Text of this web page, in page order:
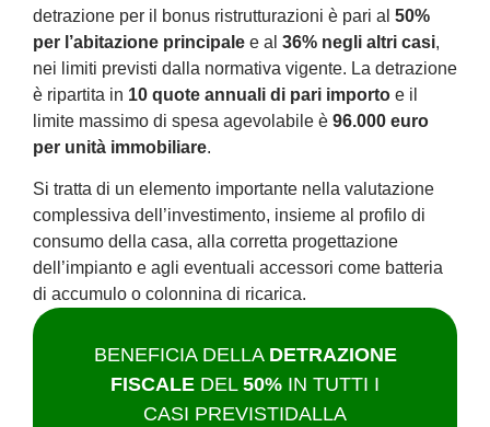
detrazione per il bonus ristrutturazioni è pari al 50%
per l’abitazione principale e al 36% negli altri casi,
nei limiti previsti dalla normativa vigente. La detrazione
è ripartita in 10 quote annuali di pari importo e il
limite massimo di spesa agevolabile è 96.000 euro
per unità immobiliare.
Si tratta di un elemento importante nella valutazione
complessiva dell’investimento, insieme al profilo di
consumo della casa, alla corretta progettazione
dell’impianto e agli eventuali accessori come batteria
di accumulo o colonnina di ricarica.
BENEFICIA DELLA DETRAZIONE
FISCALE DEL 50% IN TUTTI I
CASI PREVISTIDALLA